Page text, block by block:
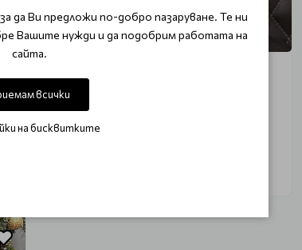
години
€ 10.23 (20.00 лв.)
да Ви предложи по-добро пазаруване. Те ни
Вашите нужди и да подобрим работата на
сайта.
всички
на бисквитките